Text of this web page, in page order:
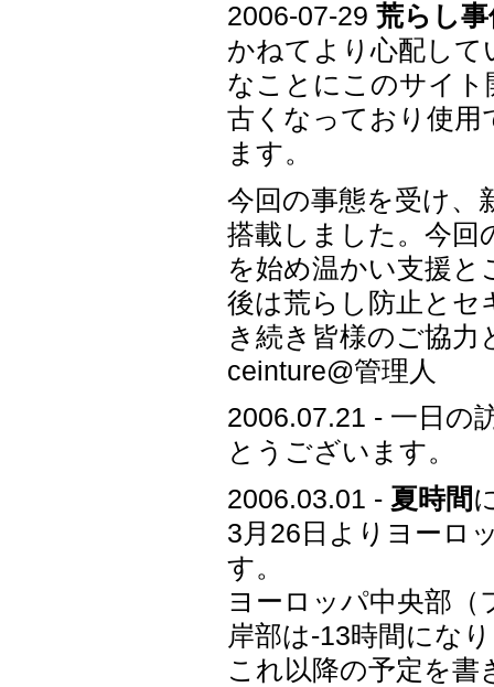
2006-07-29荒らし
かねてより心配して
なことにこのサイ
古くなっており使用
ます。
今回の事態を受け、
搭載しました。今回
を始め温かい支援と
後は荒らし防止とセ
き続き皆様のご協
ceinture@管理人
2006.07.21 - 一日の
とうございます。
2006.03.01 - 夏時間
3月26日よりヨーロ
す。
ヨーロッパ中央部（
岸部は-13時間にな
これ以降の予定を書